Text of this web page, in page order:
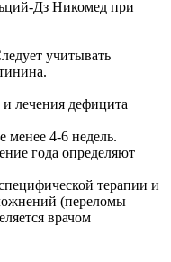
Дз Никомед при
учитывать
лечения дефицита
менее 4-6 недель.
года определяют
терапии и
(переломы
врачом